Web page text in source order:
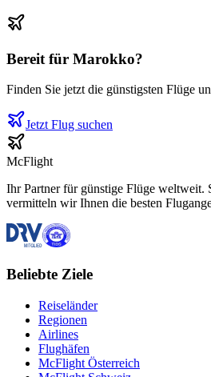
Bereit für Marokko?
Finden Sie jetzt die günstigsten Flüge
Jetzt Flug suchen
McFlight
Ihr Partner für günstige Flüge weltweit.
vermitteln wir Ihnen die besten
Beliebte Ziele
Reiseländer
Regionen
Airlines
Flughäfen
McFlight Österreich